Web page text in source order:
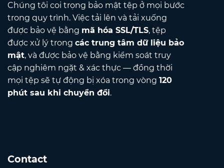
Chúng tôi coi trọng bảo mật tệp ở mọi bước
trong quy trình. Việc tải lên và tải xuống
được bảo vệ bằng mã hóa SSL/TLS, tệp
được xử lý trong các trung tâm dữ liệu bảo
mật, và được bảo vệ bằng kiểm soát truy
cập nghiêm ngặt & xác thực — đồng thời
mọi tệp sẽ tự động bị xóa trong vòng 120
phút sau khi chuyển đổi.
Contact